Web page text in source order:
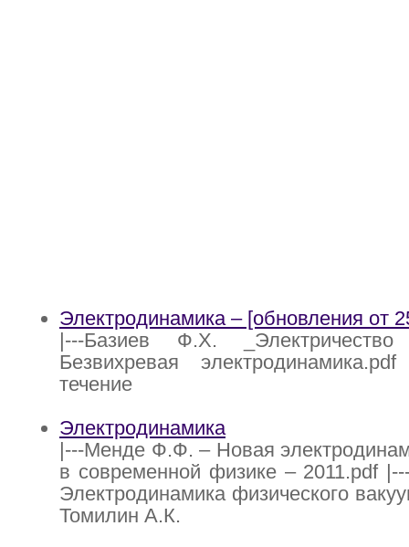
Электродинамика – [обновления от
|---Базиев Ф.Х.
Безвихревая
течение
Электродинамика
|---Менде Ф.Ф. – Новая
в современной физике – 2011.pdf
Электродинамика физического
Томилин А.К.